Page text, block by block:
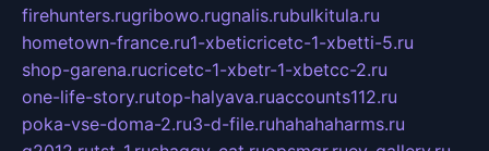
firehunters.rugribowo.rugnalis.rubulkitula.ru
hometown-france.ru1-xbeticricetc-1-xbetti-5.ru
shop-garena.rucricetc-1-xbetr-1-xbetcc-2.ru
one-life-story.rutop-halyava.ruaccounts112.ru
poka-vse-doma-2.ru3-d-file.ruhahahaharms.ru